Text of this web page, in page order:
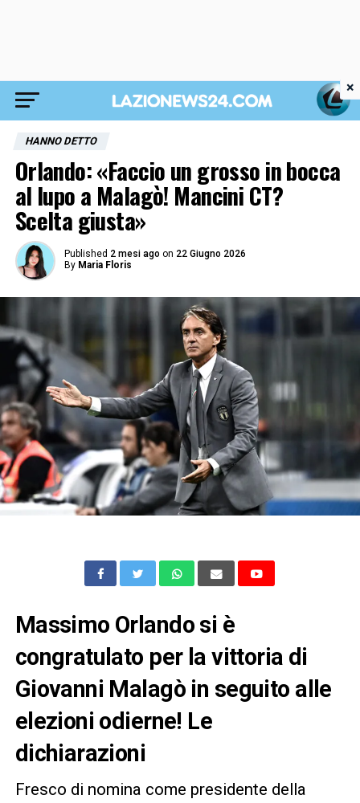
HANNO DETTO
Orlando: «Faccio un grosso in bocca
al lupo a Malagò! Mancini CT?
Scelta giusta»
Published 2 mesi ago on 22 Giugno 2026
By Maria Floris
Massimo Orlando si è
congratulato per la vittoria di
Giovanni Malagò in seguito alle
elezioni odierne! Le
dichiarazioni
Fresco di nomina come presidente della
×